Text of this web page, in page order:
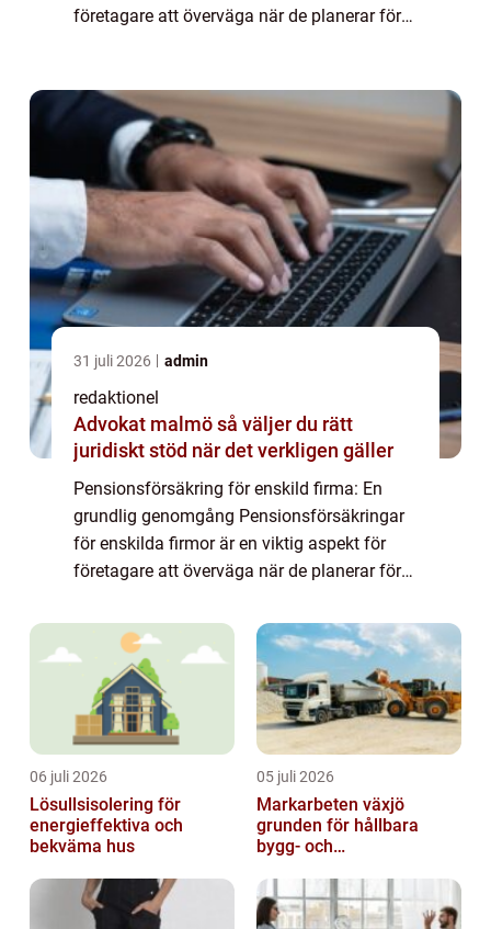
företagare att överväga när de planerar för
31 juli 2026 admin
redaktionel
Advokat malmö så väljer du rätt
juridiskt stöd när det verkligen gäller
Pensionsförsäkring för enskild firma: En
grundlig genomgång Pensionsförsäkringar
för enskilda firmor är en viktig aspekt för
företagare att överväga när de planerar för
ge en översikt över vad pensionsförsä...
06 juli 2026
Lösullsisolering för
energieffektiva och
bekväma hus
05 juli 2026
Markarbeten växjö
grunden för hållbara
bygg- och